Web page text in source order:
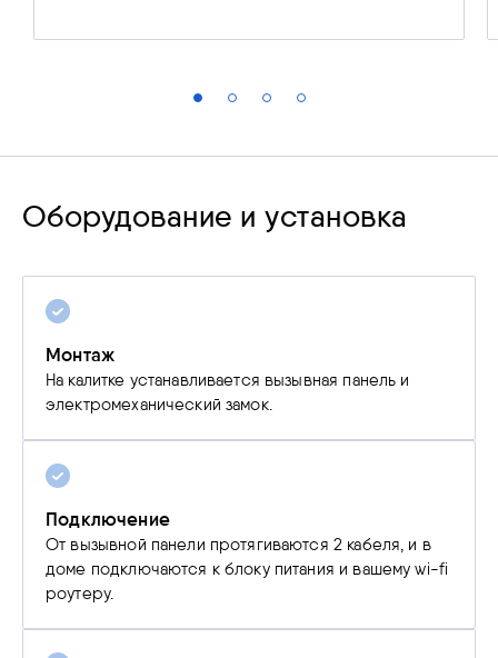
Оборудование и установка
Монтаж
На калитке устанавливается вызывная панель и
электромеханический замок.
Подключение
От вызывной панели протягиваются 2 кабеля, и в
доме подключаются к блоку питания и вашему wi-fi
роутеру.